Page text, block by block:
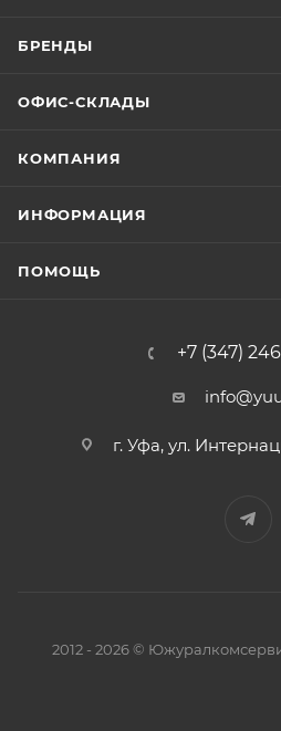
БРЕНДЫ
ОФИС-СКЛАДЫ
КОМПАНИЯ
ИНФОРМАЦИЯ
ПОМОЩЬ
+7 (347)
г. Уфа, ул.
2012 - 2026 ©